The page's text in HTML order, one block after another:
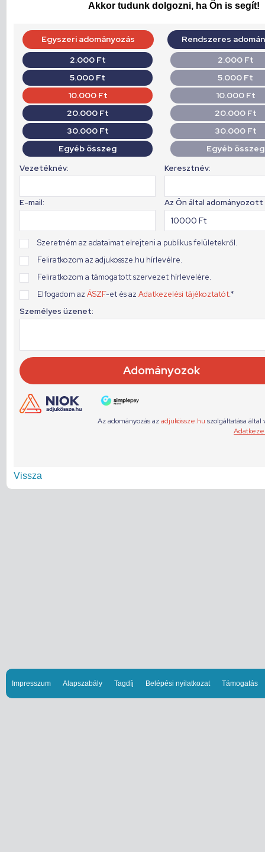
Akkor tudunk dolgozni, ha Ön is segít!
Vissza
Impresszum Alapszabály Tagdíj Belépési nyilatkozat Támogatás